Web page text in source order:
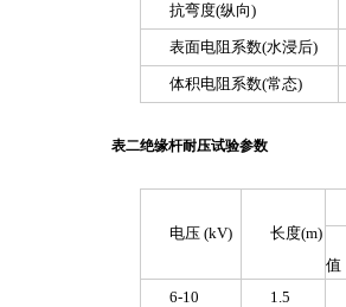
抗弯度(纵向)
表面电阻系数(水浸后)
体积电阻系数(常态)
表二绝缘杆耐压试验参数
电压 (kV)
长度(m)
值
6-10
1.5